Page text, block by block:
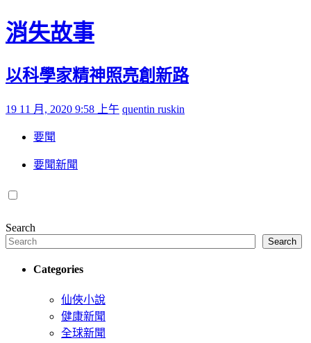
Skip to content
消失故事
以科學家精神照亮創新路
Posted on
19 11 月, 2020 9:58 上午 by
quentin ruskin
要聞
要聞新聞
Search
Search
Categories
仙俠小說
健康新聞
全球新聞